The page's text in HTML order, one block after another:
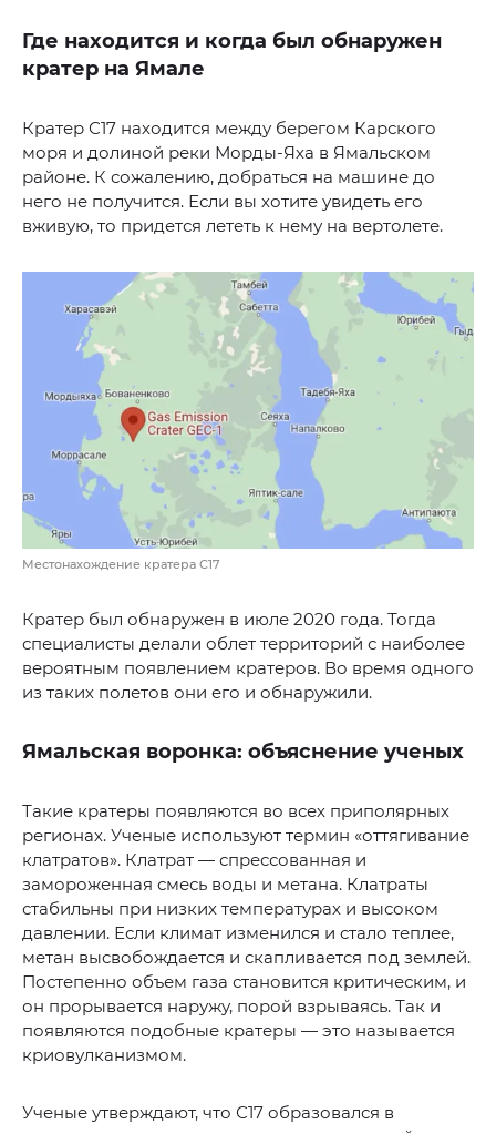
Где находится и когда был обнаружен
кратер на Ямале
Кратер С17 находится между берегом Карского
моря и долиной реки Морды-Яха в Ямальском
районе. К сожалению, добраться на машине до
него не получится. Если вы хотите увидеть его
вживую, то придется лететь к нему на вертолете.
Местонахождение кратера С17
Кратер был обнаружен в июле 2020 года. Тогда
специалисты делали облет территорий с наиболее
вероятным появлением кратеров. Во время одного
из таких полетов они его и обнаружили.
Ямальская воронка: объяснение ученых
Такие кратеры появляются во всех приполярных
регионах. Ученые используют термин «оттягивание
клатратов». Клатрат — спрессованная и
замороженная смесь воды и метана. Клатраты
стабильны при низких температурах и высоком
давлении. Если климат изменился и стало теплее,
метан высвобождается и скапливается под землей.
Постепенно объем газа становится критическим, и
он прорывается наружу, порой взрываясь. Так и
появляются подобные кратеры — это называется
криовулканизмом.
Ученые утверждают, что С17 образовался в